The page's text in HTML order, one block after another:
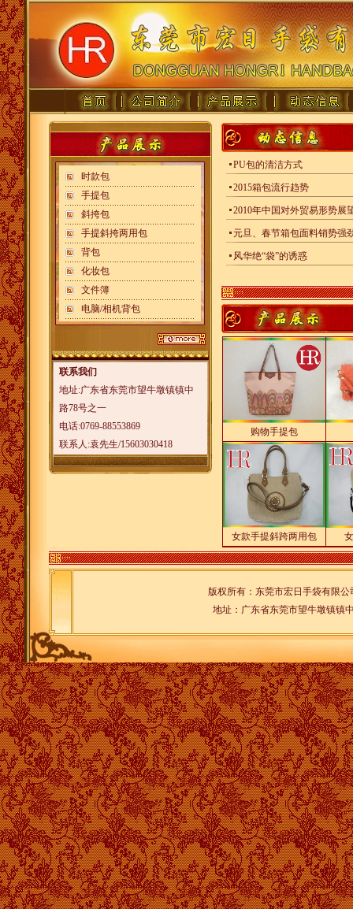
时款包
手提包
斜挎包
手提斜挎两用包
背包
化妆包
文件簿
电脑/相机背包
联系我们
地址:广东省东莞市望牛墩镇镇中
路78号之一
电话:0769-88553869
联系人:袁先生/15603030418
PU包的清洁方式
2015箱包流行趋势
2010年中国对外贸易形势展
元旦、春节箱包面料销势强
风华绝“袋”的诱惑
购物手提包
女款手提斜跨两用包
购物手提包
女款手提斜跨两用包
版权所有：东莞市宏日手袋
地址：广东省东莞市望牛墩镇镇